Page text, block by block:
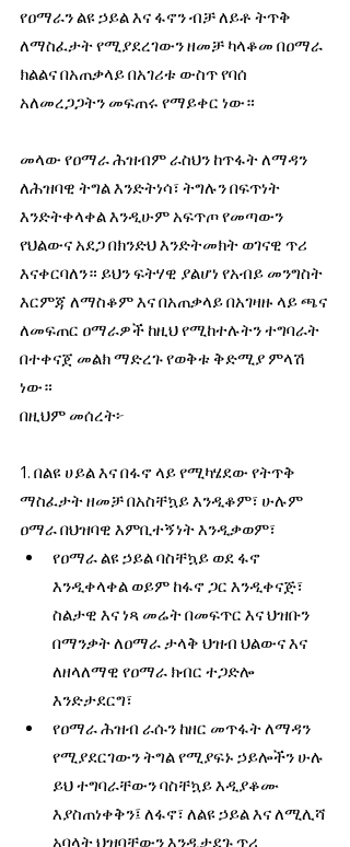
የዐማራን ልዩ ኃይል እና ፋኖን ብቻ ለይቶ ትጥቅ
ለማስፈታት የሚያደረገውን ዘመቻ ካላቆመ በዐማራ
ክልልና በአጠቃላይ በአገሪቱ ውስጥ የባሰ
አለመረጋጋትን መፍጠሩ የማይቀር ነው።
መላው የዐማራ ሕዝብም ራስህን ከጥፋት ለማዳን
ለሕዝባዊ ትግል እንድትነሳ፣ ትግሉን በፍጥነት
እንድትቀላቀል እንዲሁም አፍጥጦ የመጣውን
የህልውና አደጋ በክንድህ እንድትመክት ወገናዊ ጥሪ
እናቀርባለን። ይህን ፍትሃዊ ያልሆነ የአብይ መንግስት
እርምጃ ለማስቆም እና በአጠቃላይ በአገዛዙ ላይ ጫና
ለመፍጠር ዐማራዎች ከዚህ የሚከተሉትን ተግባራት
በተቀናጀ መልክ ማድረጉ የወቅቱ ቅድሚያ ምላሽ
ነው።
በዚህም መሰረት፦
1. በልዩ ሀይል እና በፋኖ ላይ የሚካሄደው የትጥቅ
ማስፈታት ዘመቻ በአስቸኳይ እንዲቆም፣ ሁሉም
ዐማራ በህዝባዊ እምቢተኝነት እንዲቃወም፣
የዐማራ ልዩ ኃይል ባስቸኳይ ወደ ፋኖ
እንዲቀላቀል ወይም ከፋኖ ጋር እንዲቀናጅ፣
ስልታዊ እና ነጻ መሬት በመፍጥር እና ህዝቡን
በማንቃት ለዐማራ ታላቅ ህዝብ ህልውና እና
ለዘላለማዊ የዐማራ ክብር ተጋድሎ
እንድታደርግ፣
የዐማራ ሕዝብ ራሱን ከዘር መጥፋት ለማዳን
የሚያደርገውን ትግል የሚያፍኑ ኃይሎችን ሁሉ
ይህ ተግባራቸውን ባስቸኳይ እዲያቆሙ
እያስጠነቀቅን፤ ለፋኖ፣ ለልዩ ኃይል እና ለሚሊሻ
አባላት ህዝባቸውን እንዲታደጉ ጥሪ